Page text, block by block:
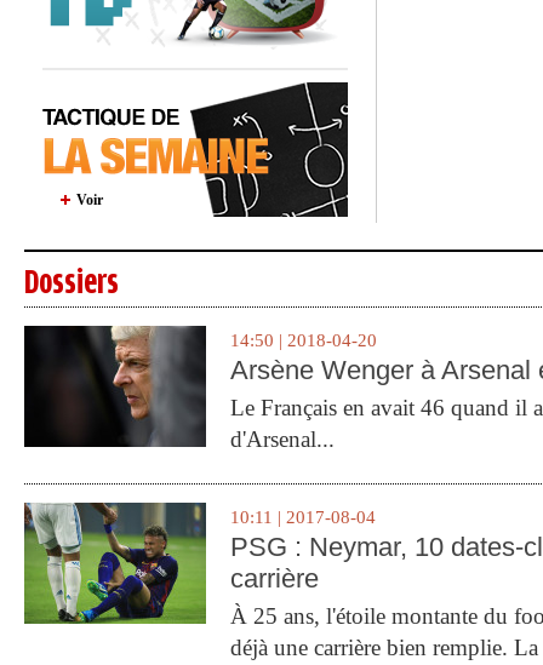
Voir
Dossiers
14:50 | 2018-04-20
Arsène Wenger à Arsenal
Le Français en avait 46 quand il
d'Arsenal...
10:11 | 2017-08-04
PSG : Neymar, 10 dates-
carrière
À 25 ans, l'étoile montante du
déjà une carrière bien remplie.